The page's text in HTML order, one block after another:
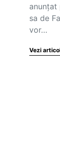
anunțat
sa de
vor…
Vezi